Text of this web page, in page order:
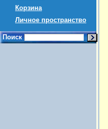
Корзина
Личное пространство
Поиск